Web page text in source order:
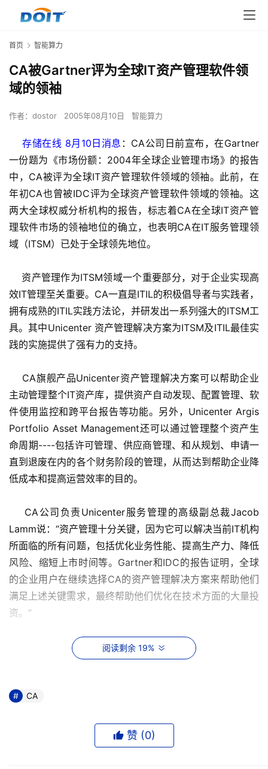
首页 智能算力
CA被Gartner评为全球IT资产管理软件领
域的领袖
作者： dostor 2005年08月10日 智能算力
存储在线 8月10日消息 ：CA公司日前宣布，在Gartner
一份题为《市场份额：2004年全球企业管理市场》的报告
中，CA被评为全球IT资产管理软件领域的领袖。此前，在
年初CA也曾被IDC评为全球资产管理软件领域的领袖。这
两大全球权威分析机构的报告，标志着CA在全球IT资产管
理软件市场的领袖地位的确立，也表明CA在IT服务管理领
域（ITSM）已处于全球领先地位。
资产管理作为ITSM领域一个重要部分，对于企业实现高
效IT管理至关重要。CA一直是ITIL的积极倡导者与实践者，
拥有成熟的ITIL实践方法论，并研发出一系列强大的ITSM工
具。其中Unicenter 资产管理解决方案为ITSM及ITIL最佳实
践的实施提供了强有力的支持。
CA旗舰产品Unicenter资产管理解决方案可以帮助企业
主动管理整个IT资产库，提供资产自动发现、配置管理、软
件使用监控和跨平台报告等功能。另外，Unicenter Argis
Portfolio Asset Management还可以通过管理整个资产生
命周期----包括许可管理、供应商管理、和从规划、申请一
直到退废在内的各个财务阶段的管理，从而达到帮助企业降
低成本和提高运营效率的目的。
CA公司负责Unicenter服务管理的高级副总裁Jacob
Lamm说：“资产管理十分关键，因为它可以解决当前IT机构
所面临的所有问题，包括优化业务性能、提高生产力、降低
风险、缩短上市时间等。Gartner和IDC的报告证明，全球
的企业用户在继续选择CA的资产管理解决方案来帮助他们
满足上述关键需求，最终帮助他们优化在技术方面的大量投
资。”
IT资产管理软件主要用于存储和管理IT硬件及软件资源。
Gartner和IDC认为资产管理软件市场蕴含着巨大的商机，
企业也需要在当前高度分布式的IT环境下对远程设备进行集
Gartner和IDC都是全球著名的 IT 及电信行业市场咨询和
阅读剩余 19%
CA
赞 (0)